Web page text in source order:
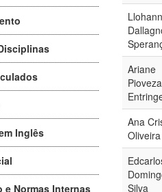
Inglês
e Normas Internas
Llohann
Ariane
Ana
Silva